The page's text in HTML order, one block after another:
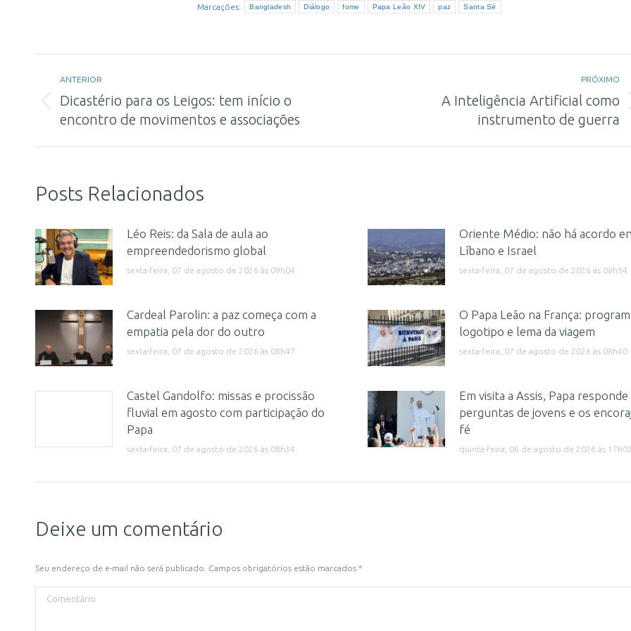
Marcações: Bangladesh Diálogo fome Papa Leão XIV paz Santa Sé
de
post:
ANTERIOR
Post
anterior:
Dicastério para os Leigos: tem início o
encontro de movimentos e associações
PRÓXIMO
A Inteligência Artificial como
instrumento de guerra
Posts Relacionados
Léo Reis: da Sala de aula ao
empreendedorismo global
sexta-feira, 07 de agosto de 2026 às 09h04
Oriente Médio: não há acordo
Líbano e Israel
sexta-feira, 07 de agosto de 2026 às 08h54
Cardeal Parolin: a paz começa com a
empatia pela dor do outro
sexta-feira, 07 de agosto de 2026 às 08h47
O Papa Leão na França:
logotipo e lema da viagem
sexta-feira, 07 de agosto de 2026 às 08h40
Castel Gandolfo: missas e procissão
fluvial em agosto com participação do
Papa
sexta-feira, 07 de agosto de 2026 às 08h34
Em visita a Assis, Papa responde
perguntas de jovens e os
fé
quinta-feira, 06 de agosto de 2026 às 17h02
Deixe um comentário
Seu endereço de e-mail não será publicado. Campos obrigatórios estão marcados *
Comentário